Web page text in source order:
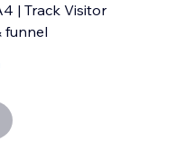
| Track Visitor
funnel